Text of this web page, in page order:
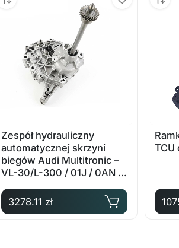
Zespół hydrauliczny
automatycznej skrzyni
biegów Audi Multitronic –
VL-30/L-300 / 01J / 0AN –
3278.11 zł
TCU